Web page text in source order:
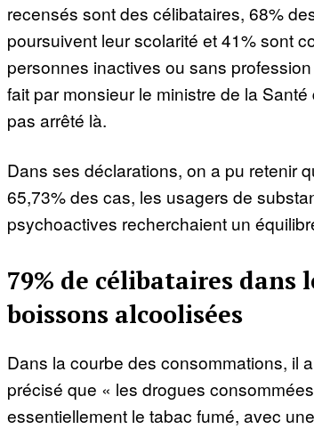
recensés sont des célibataires, 68%
poursuivent leur scolarité et 41% sont
personnes inactives ou sans
fait par monsieur le ministre de la Santé
pas arrêté là.
Dans ses déclarations, on a pu retenir
65,73% des cas, les usagers de
psychoactives recherchaient un
79% de célibataires dans
boissons alcoolisées
Dans la courbe des consommations, il
précisé que « les drogues
essentiellement le tabac fumé, avec